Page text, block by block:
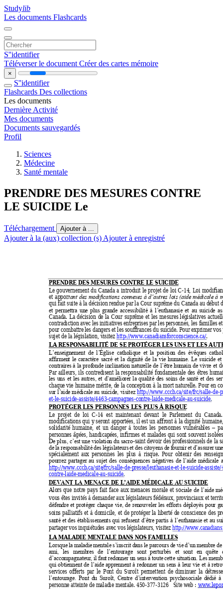
Studylib
Les documents Flashcards
S''identifier
Téléverser le document Créer des cartes mémoire
×
S''identifier
Flashcards Des collections
Les documents
Dernière Activité
Mes documents
Documents sauvegardés
Profil
Sciences
Médecine
Santé mentale
PRENDRE DES MESURES CONTRE
LE SUICIDE Le
Téléchargement Ajouter à ...
Ajouter à la (aux) collection (s) Ajouter à enregistré
PRENDRE DES MESURES CONTRE LE SUICIDE
Le gouvernement du Canada a introduit le projet de loi C-14, Loi
et apportant des modifications connexes à d’autres lois (aide médicale à
qui fait suite à la décision rendue par la Cour suprême du Canada au début
et permettra une plus grande accessibilité à l’euthanasie et au suicide
Canada. La décision de la Cour suprême et les mesures législatives
contradiction avec les initiatives entreprises par les personnes, les familles
pour combattre les dangers et les souffrances du suicide. Pour exprimer vos
sujet de la législation, visitez http://www.canadiansforconscience.ca/.
LA RESPONSABILITÉ DE SE PROTÉGER LES UNS ET LES
L’enseignement de l’Église catholique et la position des évêques
affirment le caractère sacré et la dignité de la vie humaine. Le suicide et
contraires à la profonde inclination naturelle de l’être humain de vivre et
Par ailleurs, ils contredisent la responsabilité fondamentale des êtres
les uns et les autres, et d’améliorer la qualité des soins de santé et des
chaque vie humaine mérite, de la conception à la mort naturelle. Pour en
sur l’aide médicale au suicide, visitez http://www.cccb.ca/site/frc/salle-de-
et-le-suicide-assiste/4463-campagnes-contre-laide-medicale-au-suicide.
PROTÉGER LES PERSONNES LES PLUS À RISQUE
Le  projet  de loi  C-14  est  maintenant  devant le  Parlement  du
modifications qui y seront apportées, il est un affront à la dignité
solidarité humaine, et un danger à toutes les personnes vulnérables –
personnes âgées, handicapées, infirmes et malades qui sont souvent isolée
De plus, c’est une violation du sacro-saint devoir des professionnels de la
de la responsabilité des législateurs et des citoyens de fournir et d’assurer
spécialement aux personnes les plus à  risque. Pour obtenir des
pourrez partager au sujet des conséquences négatives de l’aide médicale
http://www.cccb.ca/site/frc/salle-de-presse/leuthanasie-et-le-suicide-
contre-laide-medicale-au-suicide.
DEVANT LA MENACE DE L’AIDE MÉDICALE AU SUICIDE
Alors que notre pays fait face aux menaces morale et sociale de l’aide
vous êtes invités à demander aux législateurs fédéraux, provinciaux et
défendre et protéger chaque vie, de renouveler les efforts déployés pour
soins palliatifs et à domicile, et de protéger la liberté de conscience des
santé et des établissements qui refusent d’être partis à l’euthanasie et au
partager vos inquiétudes avec vos législateurs, visitez http://
LA MALADIE MENTALE DANS NOS FAMILLES
Lorsque la maladie mentale s’inscrit dans le parcours de vie d’un membre de
ami,
les membres de l’entourage sont perturbés et sont en quête
d’accompagnateur, il faut redonner un sens à toute cette situation. Les
qui obtiennent de l’aide apprennent à redonner un sens à leur vie et à
services offerts par le Pont du Suroît permettent de diminuer la
l’entourage. Pont du Suroît, Centre d’intervention psychosociale dédié à
personne atteinte de maladie mentale. 450-377-3126   Site web : www